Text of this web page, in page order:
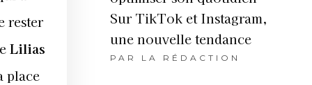
rester
Lilias
place
Sur TikTok et Instagram,
une nouvelle tendance
PAR LA RÉDACTION